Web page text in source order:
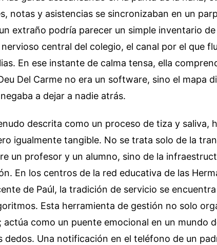
notas y asistencias se sincronizaban en un
extraño podría parecer un simple inventario
central del colegio, el canal por el que
En ese instante de calma tensa, ella
Del Carme no era un software, sino el mapa
a dejar a nadie atrás.
descrita como un proceso de tiza y saliva,
igualmente tangible. No se trata solo de la
un profesor y un alumno, sino de la
En los centros de la red educativa de las
de Paúl, la tradición de servicio se
Esta herramienta de gestión no solo
actúa como un puente emocional en un mundo
dedos. Una notificación en el teléfono de un